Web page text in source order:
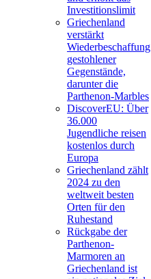
Investitionslimit
Griechenland
verstärkt
Wiederbeschaffung
gestohlener
Gegenstände,
darunter die
Parthenon-Marbles
DiscoverEU: Über
36.000
Jugendliche reisen
kostenlos durch
Europa
Griechenland zählt
2024 zu den
weltweit besten
Orten für den
Ruhestand
Rückgabe der
Parthenon-
Marmoren an
Griechenland ist